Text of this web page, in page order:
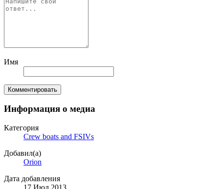
Имя
Комментировать
Информация о медиа
Категория
Crew boats and FSIVs
Добавил(а)
Orion
Дата добавления